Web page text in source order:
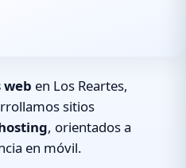
web en Los Reartes,
sitios
, orientados a
en móvil.